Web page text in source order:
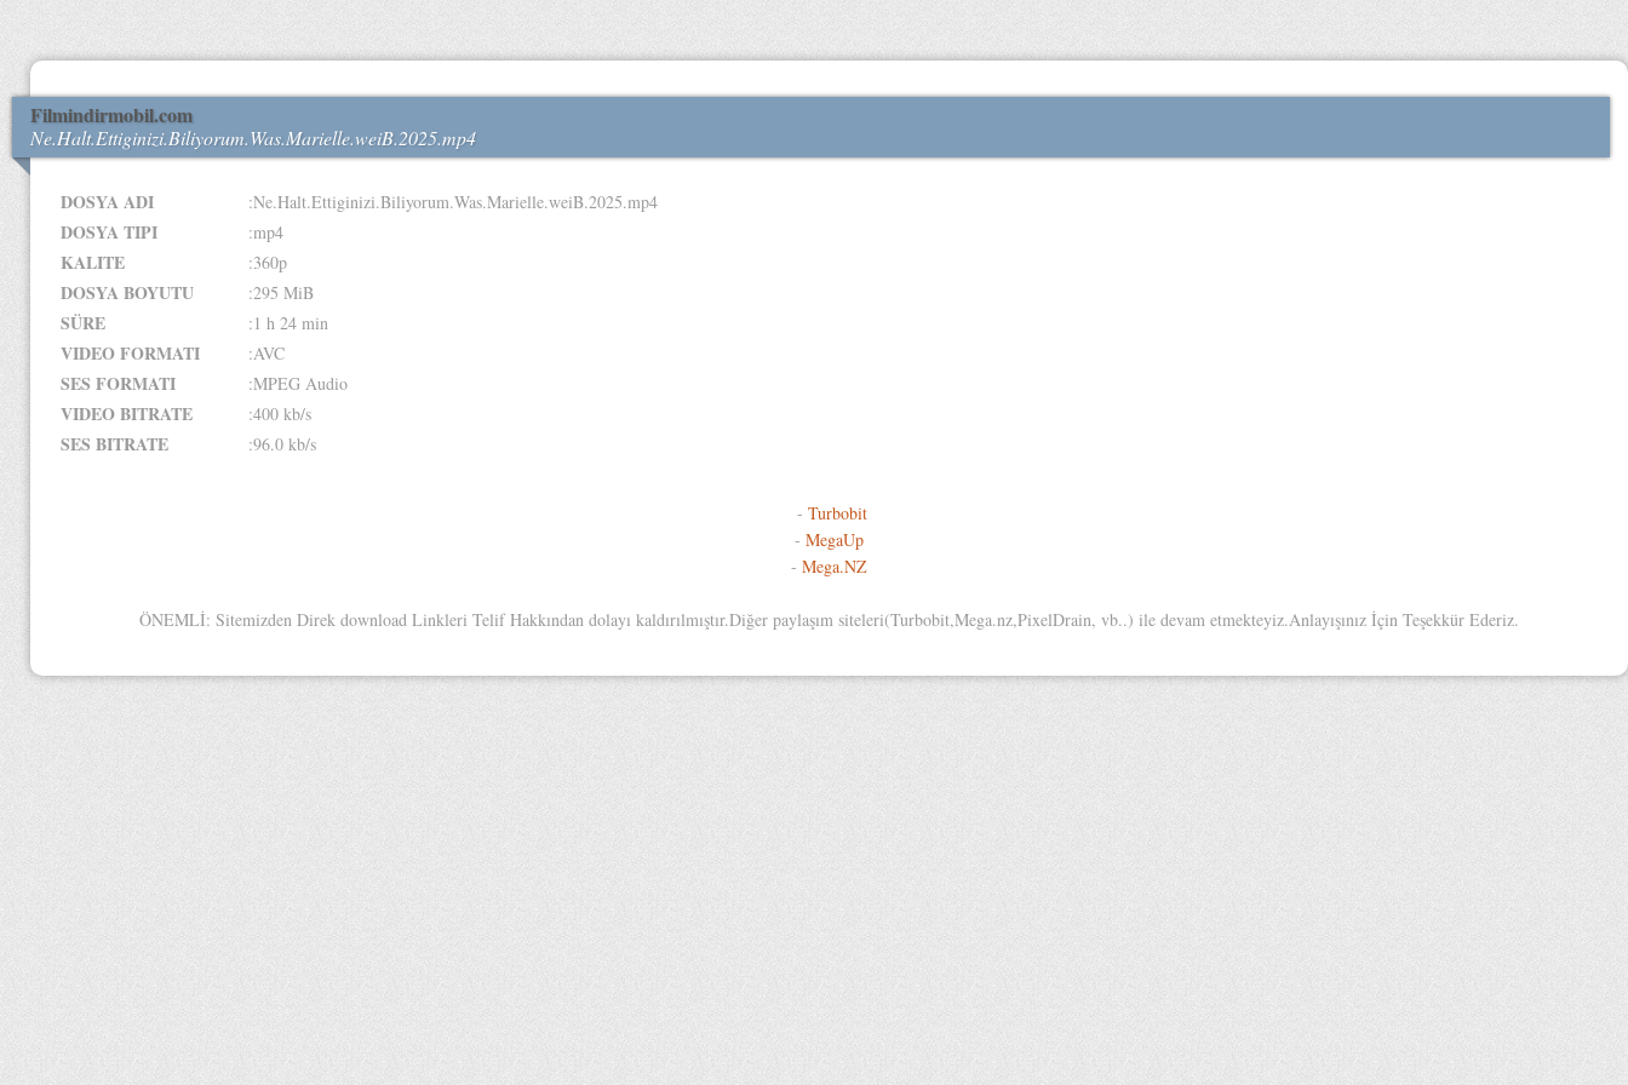
Filmindirmobil.com
Ne.Halt.Ettiginizi.Biliyorum.Was.Marielle.weiB.2025.mp4
DOSYA ADI :Ne.Halt.Ettiginizi.Biliyorum.Was.Marielle.weiB.2025.mp4
DOSYA TIPI :mp4
KALITE :360p
DOSYA BOYUTU :295 MiB
SÜRE :1 h 24 min
VIDEO FORMATI :AVC
SES FORMATI :MPEG Audio
VIDEO BITRATE :400 kb/s
SES BITRATE :96.0 kb/s
- Turbobit
- MegaUp
- Mega.NZ
ÖNEMLİ: Sitemizden Direk download Linkleri Telif Hakkından dolayı kaldırılmıştır.Diğer paylaşım siteleri(Turbobit,Mega.nz,PixelDrain, vb..) ile devam etmekteyiz.Anlayışınız İçin Teşekkür Ederiz.